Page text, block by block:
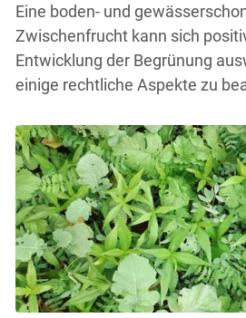
Eine boden- und
Zwischenfrucht kann sich
Entwicklung der Begrünung
einige rechtliche Aspekte zu